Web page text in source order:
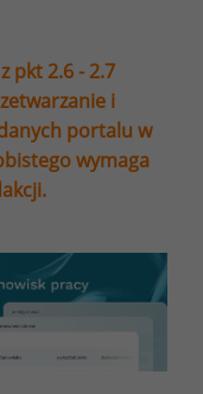
pkt 2.6 - 2.7
i
portalu w
wymaga